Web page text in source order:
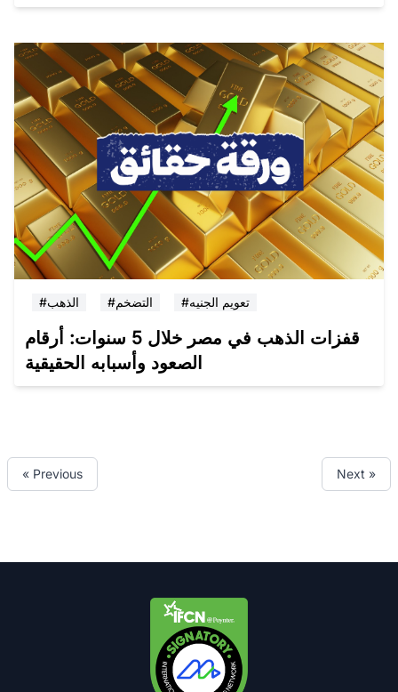
#الذهب #التضخم #تعويم الجنيه
قفزات الذهب في مصر خلال 5 سنوات: أرقام
الصعود وأسبابه الحقيقية
« Previous Next »